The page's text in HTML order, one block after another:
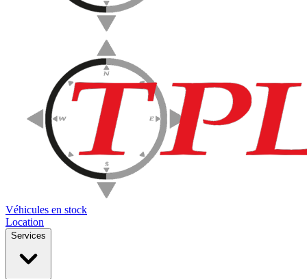
Véhicules en stock
Location
Services